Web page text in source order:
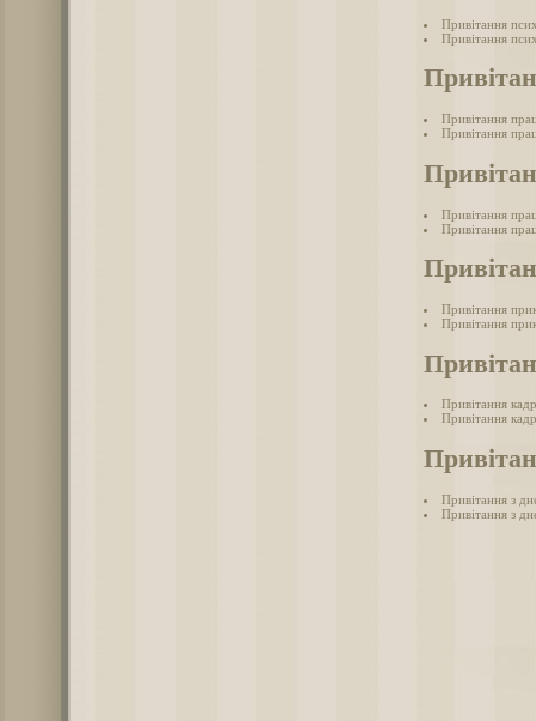
Привітання
Привітання
Привітання
Привітання
Привітання
Привітання
Привітання
Привітання
Привітання
Привітання
Привітання з
Привітання з